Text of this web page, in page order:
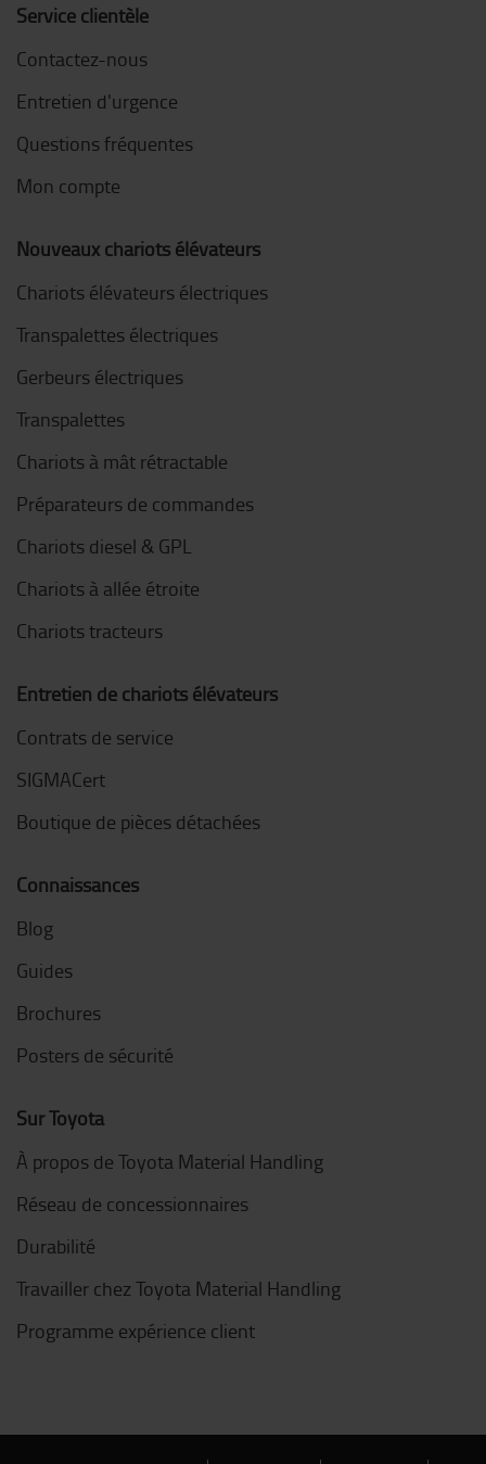
Service clientèle
Contactez-nous
Entretien d'urgence
Questions fréquentes
Mon compte
Nouveaux chariots élévateurs
Chariots élévateurs électriques
Transpalettes électriques
Gerbeurs électriques
Transpalettes
Chariots à mât rétractable
Préparateurs de commandes
Chariots diesel & GPL
Chariots à allée étroite
Chariots tracteurs
Entretien de chariots élévateurs
Contrats de service
SIGMACert
Boutique de pièces détachées
Connaissances
Blog
Guides
Brochures
Posters de sécurité
Sur Toyota
À propos de Toyota Material Handling
Réseau de concessionnaires
Durabilité
Travailler chez Toyota Material Handling
Programme expérience client